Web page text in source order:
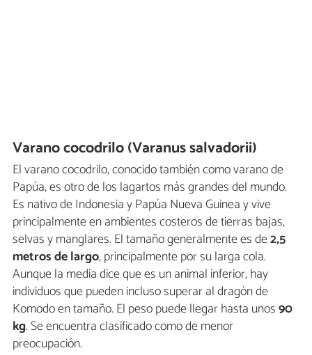
Varano cocodrilo (Varanus salvadorii)
El varano cocodrilo, conocido también como varano de
Papúa, es otro de los lagartos más grandes del mundo.
Es nativo de Indonesia y Papúa Nueva Guinea y vive
principalmente en ambientes costeros de tierras bajas,
selvas y manglares. El tamaño generalmente es de2,5
metros de largo, principalmente por su larga cola.
Aunque la media dice que es un animal inferior, hay
individuos que pueden incluso superar al dragón de
Komodo en tamaño. El peso puede llegar hasta unos90
kg. Se encuentra clasificado como de menor
preocupación.